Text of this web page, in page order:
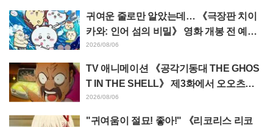
귀여운 줄로만 알았는데… 《극장판 치이
카와: 인어 섬의 비밀》 영화 개봉 전 예습
영상이 "생각 이상으로 가혹하다", "노동
얘기뿐이다"라며 갭에 놀라는 목소리
2026/08/06
TV 애니메이션 《공각기동대 THE GHOS
T IN THE SHELL》 제3화에서 오오츠카
아키오가 연기하는 마레스 대령 등장! 캐스
트 코멘트 & 엔드 카드 공개
2026/08/06
"귀여움이 절묘! 좋아!" 《리코리스 리코